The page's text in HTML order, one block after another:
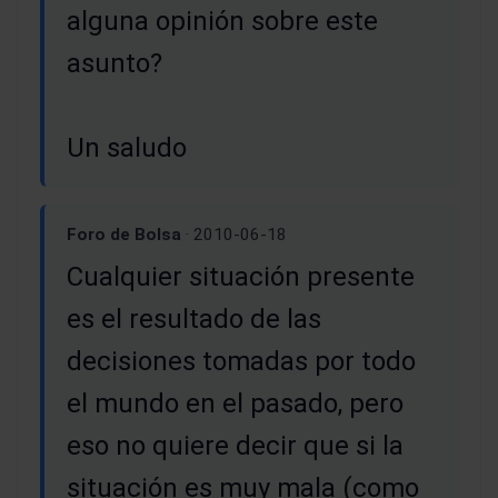
alguna opinión sobre este
asunto?
Un saludo
Foro de Bolsa · 2010-06-18
Cualquier situación presente
es el resultado de las
decisiones tomadas por todo
el mundo en el pasado, pero
eso no quiere decir que si la
situación es muy mala (como